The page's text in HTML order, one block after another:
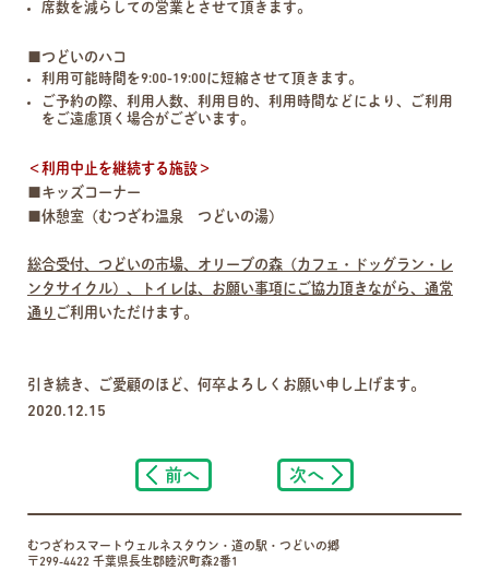
席数を減らしての営業とさせて頂きます。
■つどいのハコ
利用可能時間を9:00-19:00に短縮させて頂きます。
ご予約の際、利用人数、利用目的、利用時間などにより、ご利用
をご遠慮頂く場合がございます。
＜利用中止を継続する施設＞
■キッズコーナー
■休憩室（むつざわ温泉 つどいの湯）
総合受付、つどいの市場、オリーブの森（カフェ・ドッグラン・レ
ンタサイクル）、トイレは、お願い事項にご協力頂きながら、通常
通り ご利用いただけます。
引き続き、ご愛顧のほど、何卒よろしくお願い申し上げます。
2020.12.15
前へ 次へ
むつざわスマートウェルネスタウン・道の駅・つどいの郷
〒299-4422 千葉県長生郡睦沢町森2番1